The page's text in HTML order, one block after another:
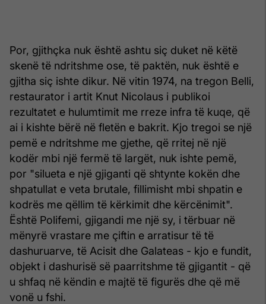
Por, gjithçka nuk është ashtu siç duket në këtë
skenë të ndritshme ose, të paktën, nuk është e
gjitha siç ishte dikur. Në vitin 1974, na tregon Belli,
restaurator i artit Knut Nicolaus i publikoi
rezultatet e hulumtimit me rreze infra të kuqe, që
ai i kishte bërë në fletën e bakrit. Kjo tregoi se një
pemë e ndritshme me gjethe, që rritej në një
kodër mbi një fermë të largët, nuk ishte pemë,
por "silueta e një gjiganti që shtynte kokën dhe
shpatullat e veta brutale, fillimisht mbi shpatin e
kodrës me qëllim të kërkimit dhe kërcënimit".
Është Polifemi, gjigandi me një sy, i tërbuar në
mënyrë vrastare me çiftin e arratisur të të
dashuruarve, të Acisit dhe Galateas - kjo e fundit,
objekt i dashurisë së paarritshme të gjigantit - që
u shfaq në këndin e majtë të figurës dhe që më
vonë u fshi.